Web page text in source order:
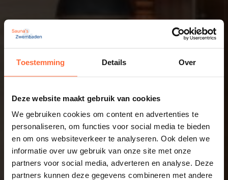
Toestemming Details Over
Deze website maakt gebruik van cookies
We gebruiken cookies om content en advertenties te
personaliseren, om functies voor social media te bieden
en om ons websiteverkeer te analyseren. Ook delen we
informatie over uw gebruik van onze site met onze
partners voor social media, adverteren en analyse. Deze
partners kunnen deze gegevens combineren met andere